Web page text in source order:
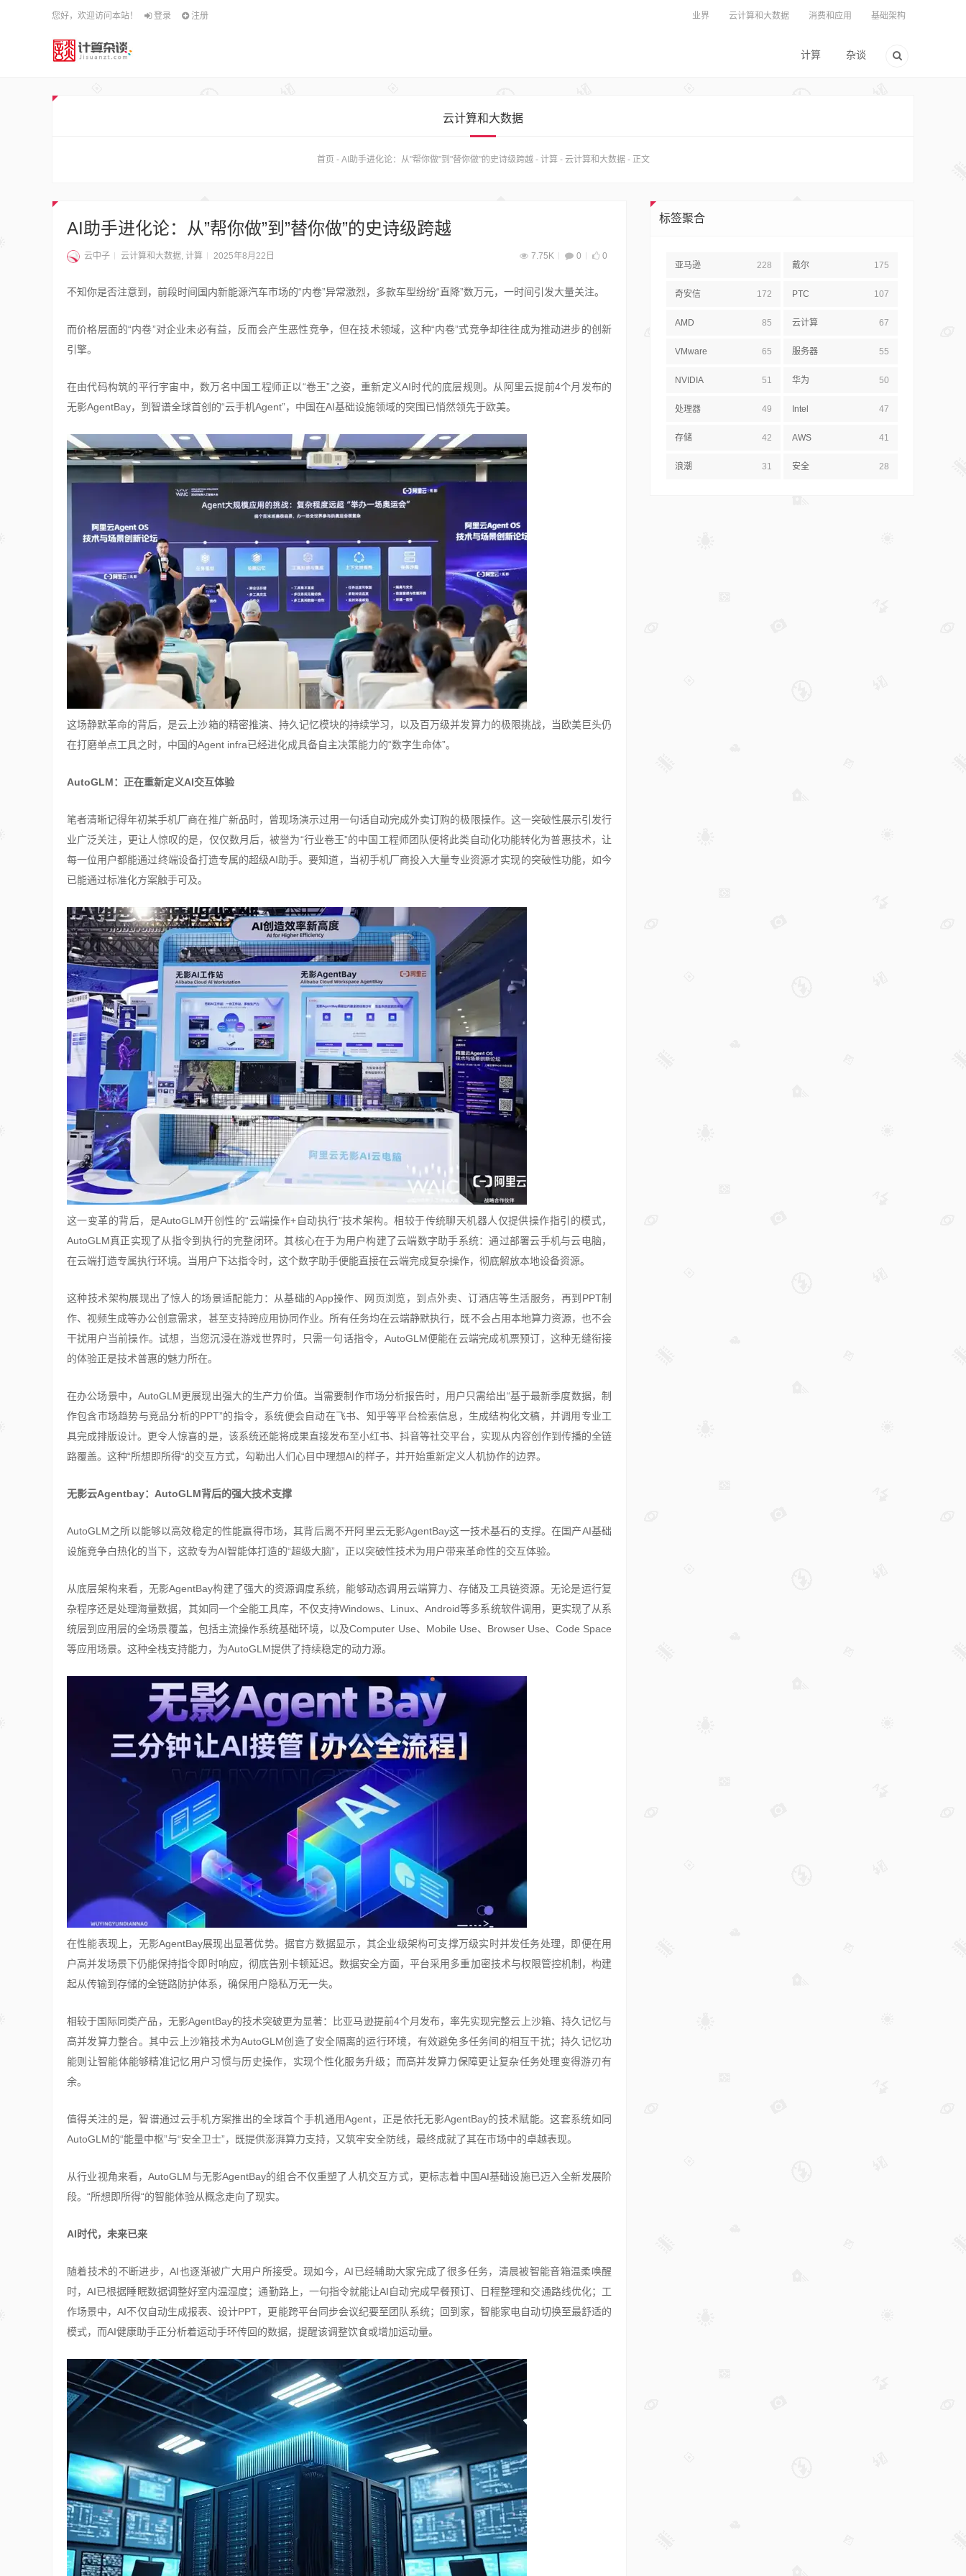
您好，欢迎访问本站！ 登录 注册 业界 云计算和大数据 消费和应用 基础架构
计算 杂谈
云计算和大数据
首页 - AI助手进化论：从"帮你做"到"替你做"的史诗级跨越- 计算- 云计算和大数据- 正文
AI助手进化论：从”帮你做”到”替你做”的史诗级跨越
云中子 云计算和大数据, 计算 2025年8月22日 7.75K 0 0
不知你是否注意到，前段时间国内新能源汽车市场的“内卷”异常激烈，多款车型纷纷“直降”数万元，一时间引发大量关注。
而价格层面的“内卷”对企业未必有益，反而会产生恶性竞争，但在技术领域，这种“内卷”式竞争却往往成为推动进步的创新
引擎。
在由代码构筑的平行宇宙中，数万名中国工程师正以“卷王”之姿，重新定义AI时代的底层规则。从阿里云提前4个月发布的
无影AgentBay，到智谱全球首创的“云手机Agent”，中国在AI基础设施领域的突围已悄然领先于欧美。
这场静默革命的背后，是云上沙箱的精密推演、持久记忆模块的持续学习，以及百万级并发算力的极限挑战，当欧美巨头仍
在打磨单点工具之时，中国的Agent infra已经进化成具备自主决策能力的“数字生命体”。
AutoGLM：正在重新定义AI交互体验
笔者清晰记得年初某手机厂商在推广新品时，曾现场演示过用一句话自动完成外卖订购的极限操作。这一突破性展示引发行
业广泛关注，更让人惊叹的是，仅仅数月后，被誉为“行业卷王”的中国工程师团队便将此类自动化功能转化为普惠技术，让
每一位用户都能通过终端设备打造专属的超级AI助手。要知道，当初手机厂商投入大量专业资源才实现的突破性功能，如今
已能通过标准化方案触手可及。
这一变革的背后，是AutoGLM开创性的“云端操作+自动执行”技术架构。相较于传统聊天机器人仅提供操作指引的模式，
AutoGLM真正实现了从指令到执行的完整闭环。其核心在于为用户构建了云端数字助手系统：通过部署云手机与云电脑，
在云端打造专属执行环境。当用户下达指令时，这个数字助手便能直接在云端完成复杂操作，彻底解放本地设备资源。
这种技术架构展现出了惊人的场景适配能力：从基础的App操作、网页浏览，到点外卖、订酒店等生活服务，再到PPT制
作、视频生成等办公创意需求，甚至支持跨应用协同作业。所有任务均在云端静默执行，既不会占用本地算力资源，也不会
干扰用户当前操作。试想，当您沉浸在游戏世界时，只需一句话指令，AutoGLM便能在云端完成机票预订，这种无缝衔接
的体验正是技术普惠的魅力所在。
在办公场景中，AutoGLM更展现出强大的生产力价值。当需要制作市场分析报告时，用户只需给出“基于最新季度数据，制
作包含市场趋势与竞品分析的PPT”的指令，系统便会自动在飞书、知乎等平台检索信息，生成结构化文稿，并调用专业工
具完成排版设计。更令人惊喜的是，该系统还能将成果直接发布至小红书、抖音等社交平台，实现从内容创作到传播的全链
路覆盖。这种“所想即所得“的交互方式，勾勒出人们心目中理想AI的样子，并开始重新定义人机协作的边界。
无影云Agentbay：AutoGLM背后的强大技术支撑
AutoGLM之所以能够以高效稳定的性能赢得市场，其背后离不开阿里云无影AgentBay这一技术基石的支撑。在国产AI基础
设施竞争白热化的当下，这款专为AI智能体打造的“超级大脑”，正以突破性技术为用户带来革命性的交互体验。
从底层架构来看，无影AgentBay构建了强大的资源调度系统，能够动态调用云端算力、存储及工具链资源。无论是运行复
杂程序还是处理海量数据，其如同一个全能工具库，不仅支持Windows、Linux、Android等多系统软件调用，更实现了从系
统层到应用层的全场景覆盖，包括主流操作系统基础环境，以及Computer Use、Mobile Use、Browser Use、Code Space
等应用场景。这种全栈支持能力，为AutoGLM提供了持续稳定的动力源。
在性能表现上，无影AgentBay展现出显著优势。据官方数据显示，其企业级架构可支撑万级实时并发任务处理，即便在用
户高并发场景下仍能保持指令即时响应，彻底告别卡顿延迟。数据安全方面，平台采用多重加密技术与权限管控机制，构建
起从传输到存储的全链路防护体系，确保用户隐私万无一失。
相较于国际同类产品，无影AgentBay的技术突破更为显著：比亚马逊提前4个月发布，率先实现完整云上沙箱、持久记忆与
高并发算力整合。其中云上沙箱技术为AutoGLM创造了安全隔离的运行环境，有效避免多任务间的相互干扰；持久记忆功
能则让智能体能够精准记忆用户习惯与历史操作，实现个性化服务升级；而高并发算力保障更让复杂任务处理变得游刃有
余。
值得关注的是，智谱通过云手机方案推出的全球首个手机通用Agent，正是依托无影AgentBay的技术赋能。这套系统如同
AutoGLM的“能量中枢”与“安全卫士”，既提供澎湃算力支持，又筑牢安全防线，最终成就了其在市场中的卓越表现。
从行业视角来看，AutoGLM与无影AgentBay的组合不仅重塑了人机交互方式，更标志着中国AI基础设施已迈入全新发展阶
段。“所想即所得“的智能体验从概念走向了现实。
AI时代，未来已来
随着技术的不断进步，AI也逐渐被广大用户所接受。现如今，AI已经辅助大家完成了很多任务，清晨被智能音箱温柔唤醒
时，AI已根据睡眠数据调整好室内温湿度；通勤路上，一句指令就能让AI自动完成早餐预订、日程整理和交通路线优化；工
作场景中，AI不仅自动生成报表、设计PPT，更能跨平台同步会议纪要至团队系统；回到家，智能家电自动切换至最舒适的
模式，而AI健康助手正分析着运动手环传回的数据，提醒该调整饮食或增加运动量。
标签聚合
亚马逊 228 戴尔 175
奇安信 172 PTC 107
AMD 85 云计算 67
VMware 65 服务器 55
NVIDIA 51 华为 50
处理器 49 Intel 47
存储 42 AWS 41
浪潮 31 安全 28